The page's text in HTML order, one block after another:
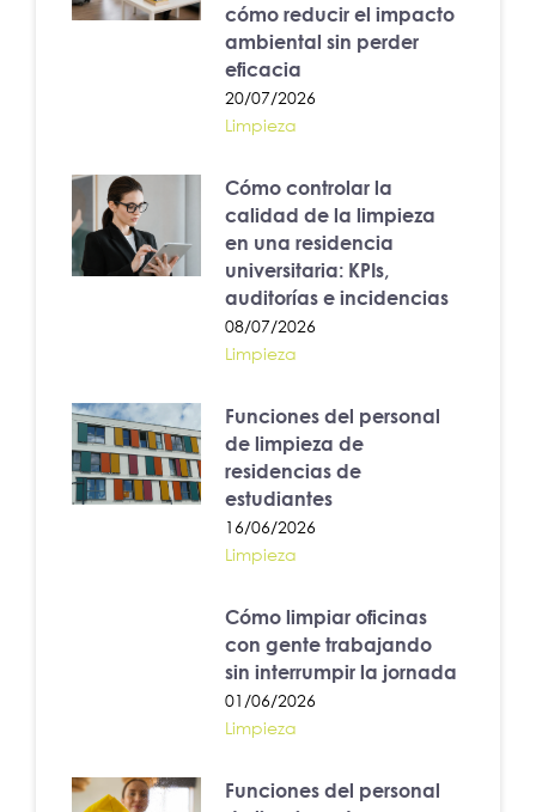
cómo reducir el impacto
ambiental sin perder
eficacia
20/07/2026
Limpieza
Cómo controlar la
calidad de la limpieza
en una residencia
universitaria: KPIs,
auditorías e incidencias
08/07/2026
Limpieza
Funciones del personal
de limpieza de
residencias de
estudiantes
16/06/2026
Limpieza
Cómo limpiar oficinas
con gente trabajando
sin interrumpir la jornada
01/06/2026
Limpieza
Funciones del personal